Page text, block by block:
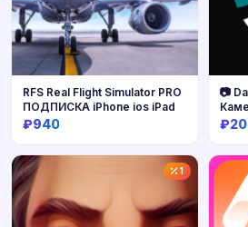
RFS Real Flight Simulator PRO
ПОДПИСКА iPhone ios iPad
₽940
📷
1